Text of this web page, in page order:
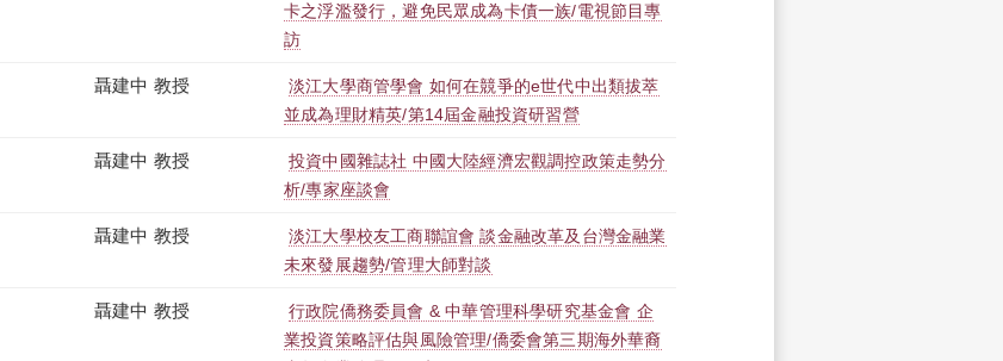
卡之浮濫發行，避免民眾成為卡債一族/電視節目專
訪
聶建中 教授
淡江大學商管學會 如何在競爭的e世代中出類拔萃
並成為理財精英/第14屆金融投資研習營
聶建中 教授
投資中國雜誌社 中國大陸經濟宏觀調控政策走勢分
析/專家座談會
聶建中 教授
淡江大學校友工商聯誼會 談金融改革及台灣金融業
未來發展趨勢/管理大師對談
聶建中 教授
行政院僑務委員會 & 中華管理科學研究基金會 企
業投資策略評估與風險管理/僑委會第三期海外華裔